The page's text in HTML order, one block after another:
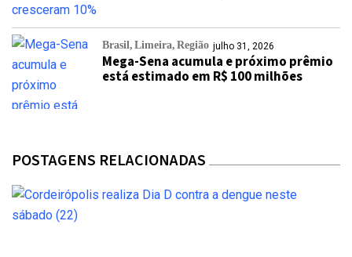
Brasil Limeira Região julho 31, 2026
Mega-Sena acumula e próximo prêmio
está estimado em R$ 100 milhões
POSTAGENS RELACIONADAS